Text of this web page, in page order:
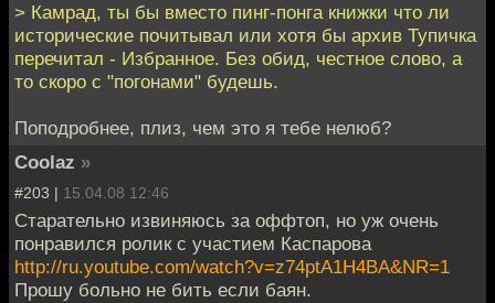
> Камрад, ты бы вместо пинг-понга книжки что ли
исторические почитывал или хотя бы архив Тупичка
перечитал - Избранное. Без обид, честное слово, а
то скоро с "погонами" будешь.
Поподробнее, плиз, чем это я тебе нелюб?
Coolaz »
#203 | 15.04.08 12:46
Старательно извиняюсь за оффтоп, но уж очень
понравился ролик с участием Каспарова
http://ru.youtube.com/watch?v=z74ptA1H4BA&NR=1
Прошу больно не бить если баян.